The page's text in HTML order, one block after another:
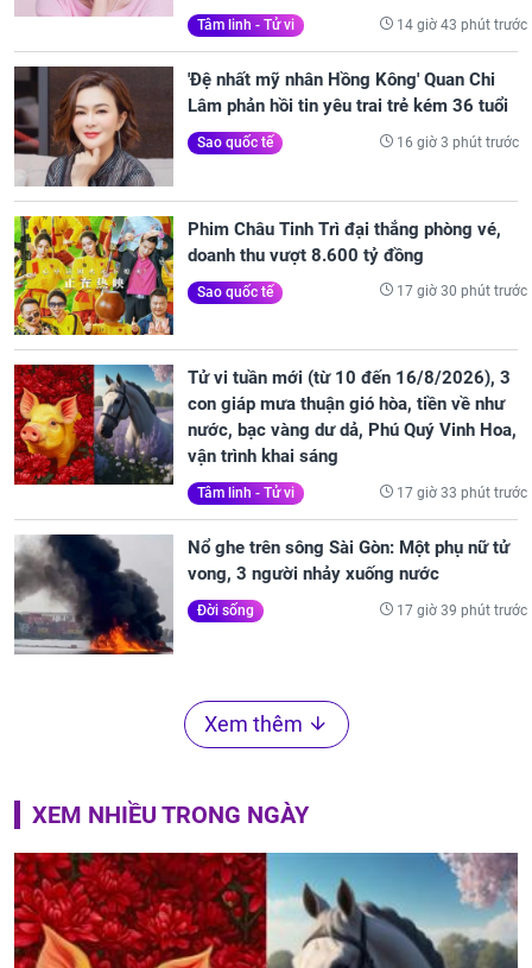
Tâm linh - Tử vi 14 giờ 43 phút trước
'Đệ nhất mỹ nhân Hồng Kông' Quan Chi
Lâm phản hồi tin yêu trai trẻ kém 36 tuổi
Sao quốc tế 16 giờ 3 phút trước
Phim Châu Tinh Trì đại thắng phòng vé,
doanh thu vượt 8.600 tỷ đồng
Sao quốc tế 17 giờ 30 phút trước
Tử vi tuần mới (từ 10 đến 16/8/2026), 3
con giáp mưa thuận gió hòa, tiền về như
nước, bạc vàng dư dả, Phú Quý Vinh Hoa,
vận trình khai sáng
Tâm linh - Tử vi 17 giờ 33 phút trước
Nổ ghe trên sông Sài Gòn: Một phụ nữ tử
vong, 3 người nhảy xuống nước
Đời sống 17 giờ 39 phút trước
Xem thêm
XEM NHIỀU TRONG NGÀY